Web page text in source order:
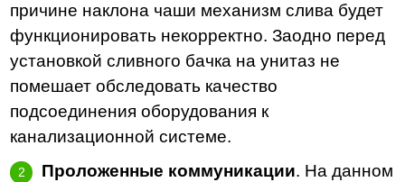
причине наклона чаши механизм слива будет
функционировать некорректно. Заодно перед
установкой сливного бачка на унитаз не
помешает обследовать качество
подсоединения оборудования к
канализационной системе.
Проложенные коммуникации. На данном